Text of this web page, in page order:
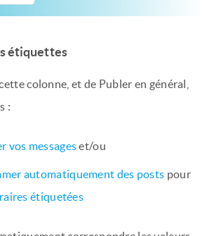
étiquettes
colonne, et de Publer en général,
:
vos messageset/ou
automatiquement des posts pour
étiquetées